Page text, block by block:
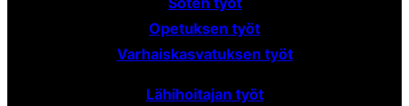
Opetuksen työt
Varhaiskasvatuksen työt
Lähihoitajan työt